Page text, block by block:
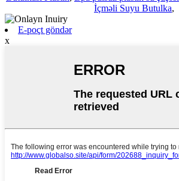
İçməli Suyu Butulka,
E-poçt göndər
x